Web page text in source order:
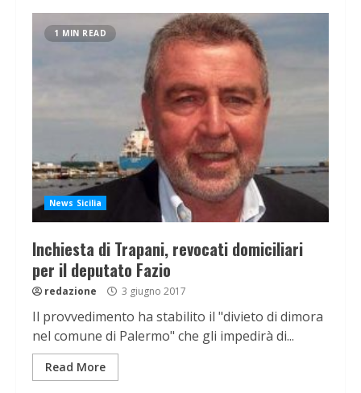
1 MIN READ
News Sicilia
Inchiesta di Trapani, revocati domiciliari
per il deputato Fazio
redazione 3 giugno 2017
Il provvedimento ha stabilito il "divieto di dimora
nel comune di Palermo" che gli impedirà di...
Read More